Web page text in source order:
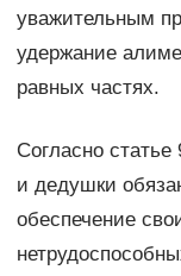
уважительным
удержание
равных частях.
Согласно
и дедушки
обеспечение